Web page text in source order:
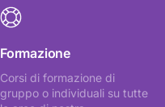
Formazione
Corsi di formazione di
gruppo o individuali su tutte